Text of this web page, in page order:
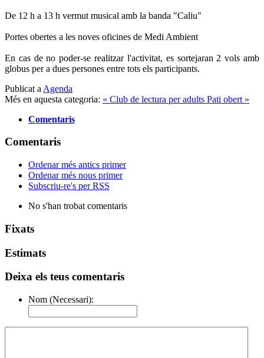
De 12 h a 13 h vermut musical amb la banda "Caliu"
Portes obertes a les noves oficines de Medi Ambient
En cas de no poder-se realitzar l'activitat, es sortejaran 2 vols amb
globus per a dues persones entre tots els participants.
Publicat a Agenda
Més en aquesta categoria: « Club de lectura per adults Pati obert »
Comentaris
Comentaris
Ordenar més antics primer
Ordenar més nous primer
Subscriu-re's per RSS
No s'han trobat comentaris
Fixats
Estimats
Deixa els teus comentaris
Nom (Necessari):